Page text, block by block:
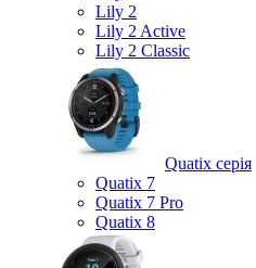
Lily 2
Lily 2 Active
Lily 2 Classic
Quatix серія
Quatix 7
Quatix 7 Pro
Quatix 8